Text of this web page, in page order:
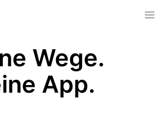
Wege.
App.